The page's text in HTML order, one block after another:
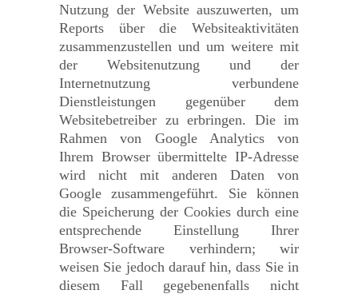
Nutzung der Website auszuwerten, um
Reports über die Websiteaktivitäten
zusammenzustellen und um weitere mit
der Websitenutzung und der
Internetnutzung verbundene
Dienstleistungen gegenüber dem
Websitebetreiber zu erbringen. Die im
Rahmen von Google Analytics von
Ihrem Browser übermittelte IP-Adresse
wird nicht mit anderen Daten von
Google zusammengeführt. Sie können
die Speicherung der Cookies durch eine
entsprechende Einstellung Ihrer
Browser-Software verhindern; wir
weisen Sie jedoch darauf hin, dass Sie in
diesem Fall gegebenenfalls nicht